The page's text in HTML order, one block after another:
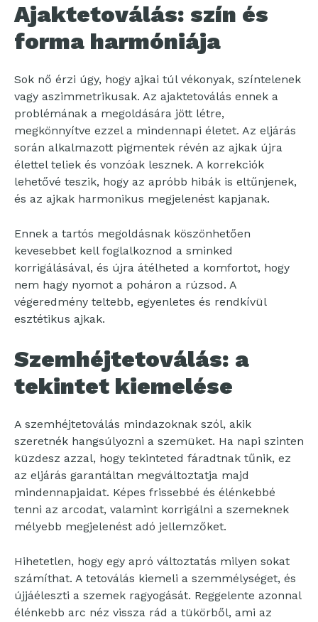
Ajaktetoválás: szín és
forma harmóniája
Sok nő érzi úgy, hogy ajkai túl vékonyak, színtelenek
vagy aszimmetrikusak. Az ajaktetoválás ennek a
problémának a megoldására jött létre,
megkönnyítve ezzel a mindennapi életet. Az eljárás
során alkalmazott pigmentek révén az ajkak újra
élettel teliek és vonzóak lesznek. A korrekciók
lehetővé teszik, hogy az apróbb hibák is eltűnjenek,
és az ajkak harmonikus megjelenést kapjanak.
Ennek a tartós megoldásnak köszönhetően
kevesebbet kell foglalkoznod a sminked
korrigálásával, és újra átélheted a komfortot, hogy
nem hagy nyomot a poháron a rúzsod. A
végeredmény teltebb, egyenletes és rendkívül
esztétikus ajkak.
Szemhéjtetoválás: a
tekintet kiemelése
A szemhéjtetoválás mindazoknak szól, akik
szeretnék hangsúlyozni a szemüket. Ha napi szinten
küzdesz azzal, hogy tekinteted fáradtnak tűnik, ez
az eljárás garantáltan megváltoztatja majd
mindennapjaidat. Képes frissebbé és élénkebbé
tenni az arcodat, valamint korrigálni a szemeknek
mélyebb megjelenést adó jellemzőket.
Hihetetlen, hogy egy apró változtatás milyen sokat
számíthat. A tetoválás kiemeli a szemmélységet, és
újjáéleszti a szemek ragyogását. Reggelente azonnal
élénkebb arc néz vissza rád a tükörből, ami az